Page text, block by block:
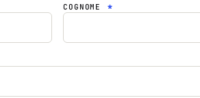
COGNOME *